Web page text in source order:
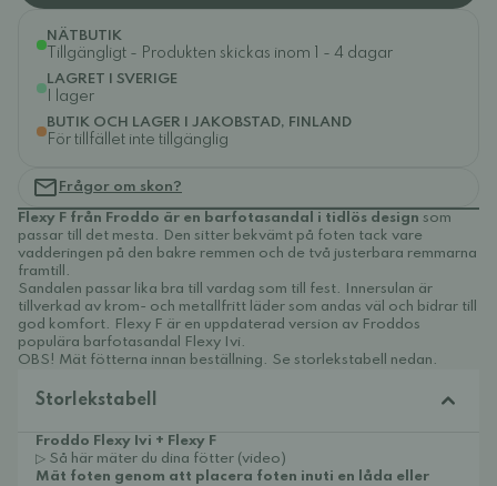
NÄTBUTIK
Tillgängligt - Produkten skickas inom 1 - 4 dagar
LAGRET I SVERIGE
I lager
BUTIK OCH LAGER I JAKOBSTAD, FINLAND
För tillfället inte tillgänglig
Frågor om skon?
Flexy F från Froddo är en barfotasandal i tidlös design som
passar till det mesta. Den sitter bekvämt på foten tack vare
vadderingen på den bakre remmen och de två justerbara remmarna
framtill.
Sandalen passar lika bra till vardag som till fest. Innersulan är
tillverkad av krom- och metallfritt läder som andas väl och bidrar till
god komfort. Flexy F är en uppdaterad version av Froddos
populära barfotasandal Flexy Ivi.
OBS! Mät fötterna innan beställning. Se storlekstabell nedan.
Storlekstabell
Froddo Flexy Ivi + Flexy F
▷ Så här mäter du dina fötter (video)
Mät foten genom att placera foten inuti en låda eller